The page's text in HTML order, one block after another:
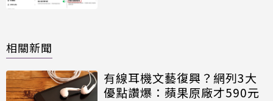
相關新聞
有線耳機文藝復興？網列3大
優點讚爆：蘋果原廠才590元